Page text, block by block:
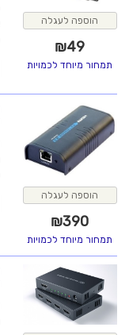
הוספה לעגלה
₪49
תמחור מיוחד לכמויות
הוספה לעגלה
₪390
תמחור מיוחד לכמויות